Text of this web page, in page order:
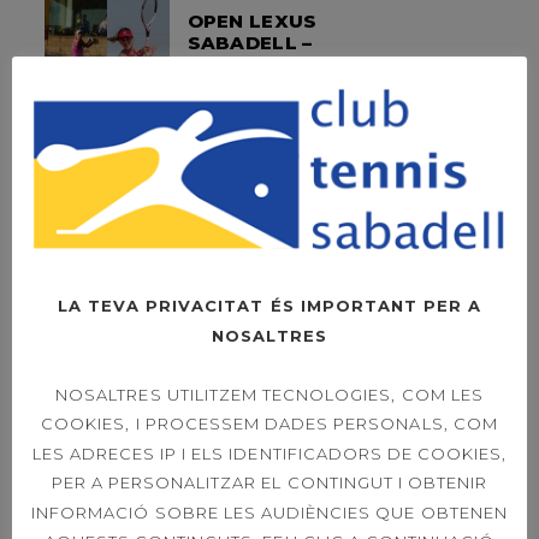
OPEN LEXUS
SABADELL –
DIUMENGE LA FINAL
OPEN LEXUS
SABADELL – ORDER
OF PLAY SINGLES &
39È CONCURS
CAPVESPRE DE
TENNIS
LA TEVA PRIVACITAT ÉS IMPORTANT PER A
NOSALTRES
NOSALTRES UTILITZEM TECNOLOGIES, COM LES
COOKIES, I PROCESSEM DADES PERSONALS, COM
LES ADRECES IP I ELS IDENTIFICADORS DE COOKIES,
PER A PERSONALITZAR EL CONTINGUT I OBTENIR
INFORMACIÓ SOBRE LES AUDIÈNCIES QUE OBTENEN